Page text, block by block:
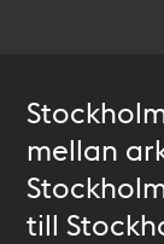
mellan
till